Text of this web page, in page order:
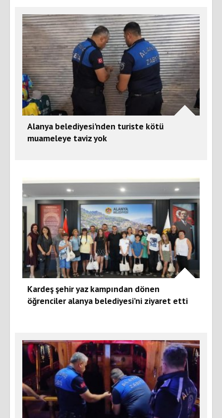
Alanya belediyesi'nden turiste kötü
muameleye taviz yok
Kardeş şehir yaz kampından dönen
öğrenciler alanya belediyesi’ni ziyaret etti